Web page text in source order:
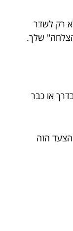
רק לשדר
שלך.
או כבר
הזה